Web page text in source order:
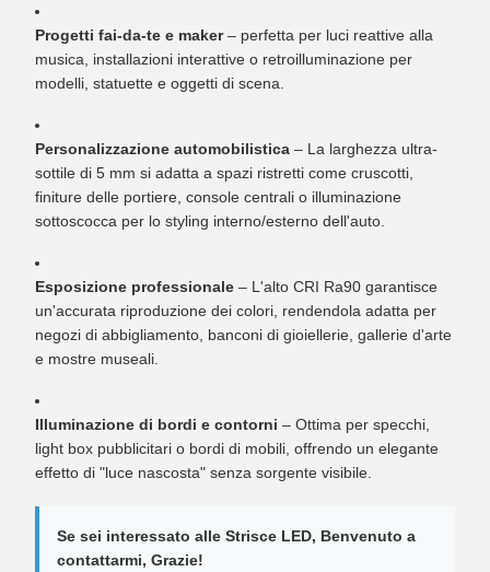
Progetti fai-da-te e maker– perfetta per luci reattive alla
musica, installazioni interattive o retroilluminazione per
modelli, statuette e oggetti di scena.
Personalizzazione automobilistica – La larghezza ultra-
sottile di 5 mm si adatta a spazi ristretti come cruscotti,
finiture delle portiere, console centrali o illuminazione
sottoscocca per lo styling interno/esterno dell'auto.
Esposizione professionale – L'alto CRI Ra90 garantisce
un'accurata riproduzione dei colori, rendendola adatta per
negozi di abbigliamento, banconi di gioiellerie, gallerie d'arte
e mostre museali.
Illuminazione di bordi e contorni – Ottima per specchi,
light box pubblicitari o bordi di mobili, offrendo un elegante
effetto di "luce nascosta" senza sorgente visibile.
Se sei interessato alle Strisce LED, Benvenuto a
contattarmi, Grazie!